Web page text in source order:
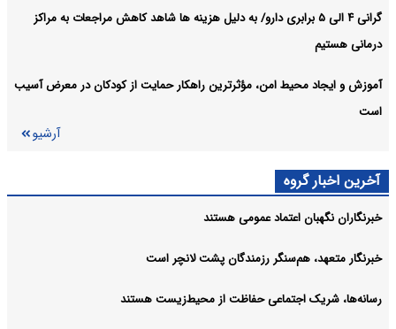
گرانی ۴ الی ۵ برابری دارو/ به دلیل هزینه ها شاهد کاهش مراجعات به مراکز
درمانی هستیم
آموزش و ایجاد محیط امن، مؤثرترین راهکار حمایت از کودکان در معرض آسیب
است
آرشیو
آخرین اخبار گروه
خبرنگاران نگهبان اعتماد عمومی هستند
خبرنگار متعهد، هم‌سنگر رزمندگان پشت لانچر است
رسانه‌ها، شریک اجتماعی حفاظت از محیط‌زیست هستند